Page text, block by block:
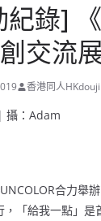
紀錄]
交流展
香港同人
：Adam
合力舉
，「給我一點」